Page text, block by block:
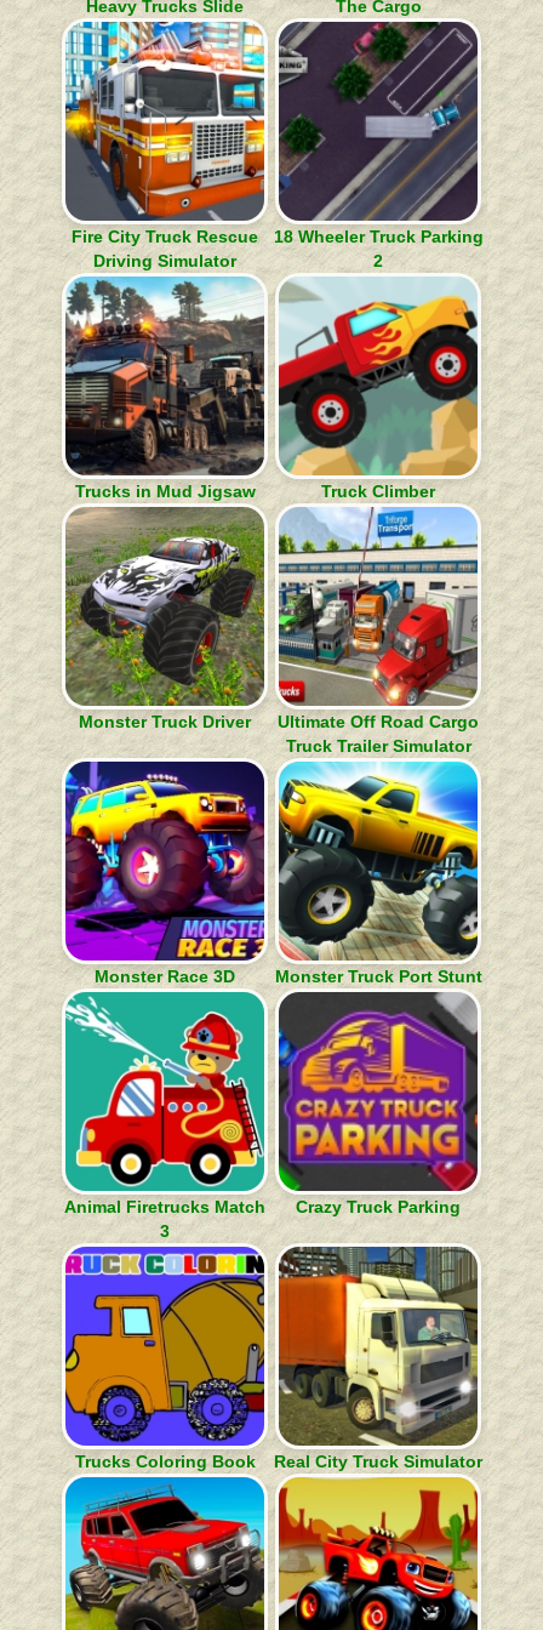
Heavy Trucks Slide The Cargo
Fire City Truck Rescue
Driving Simulator
18 Wheeler Truck Parking
2
Trucks in Mud Jigsaw Truck Climber
Monster Truck Driver
Ultimate Off Road Cargo
Truck Trailer Simulator
Monster Race 3D Monster Truck Port Stunt
Animal Firetrucks Match
3
Crazy Truck Parking
Trucks Coloring Book Real City Truck Simulator